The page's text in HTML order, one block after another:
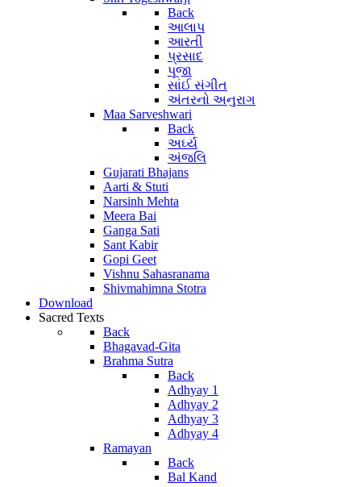
Back
આલાપ
આરતી
પ્રસાદ
પૂજા
સાંઈ સંગીત
અંતરનો અનુરાગ
Maa Sarveshwari
Back
અર્ઘ્ય
અંજલિ
Gujarati Bhajans
Aarti & Stuti
Narsinh Mehta
Meera Bai
Ganga Sati
Sant Kabir
Gopi Geet
Vishnu Sahasranama
Shivmahimna Stotra
Download
Sacred Texts
Back
Bhagavad-Gita
Brahma Sutra
Back
Adhyay 1
Adhyay 2
Adhyay 3
Adhyay 4
Ramayan
Back
Bal Kand